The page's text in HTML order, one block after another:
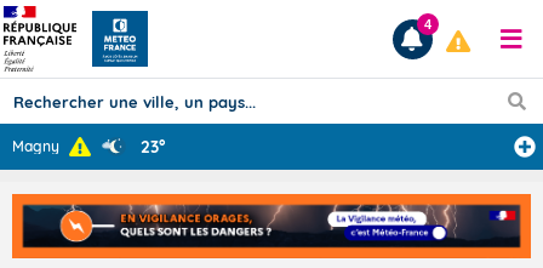
Prévisions
TOUS LES RÉSULTATS
4
Magny 23°